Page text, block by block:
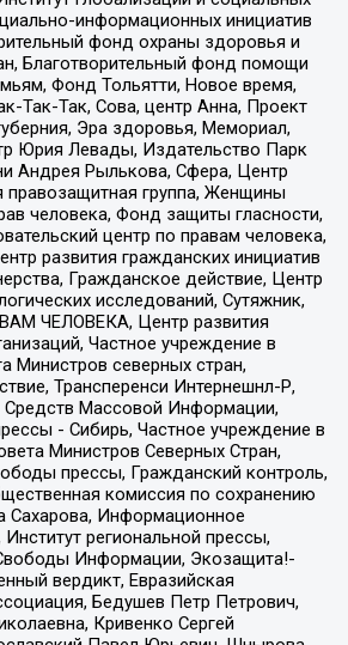
информационных инициатив
фонд охраны здоровья и
Благотворительный фонд помощи
Фонд Тольятти, Новое время,
Так-Так, Сова, центр Анна, Проект
Эра здоровья, Мемориал,
Юрия Левады, Издательство Парк
Андрея Рылькова, Сфера, Центр
правозащитная группа, Женщины
человека, Фонд защиты гласности,
центр по правам человека,
развития гражданских инициатив
Гражданское действие, Центр
исследований, Сутяжник,
ЧЕЛОВЕКА, Центр развития
Частное учреждение в
Министров северных стран,
Трансперенси Интернешнл-Р,
Массовой Информации,
- Сибирь, Частное учреждение в
Министров Северных Стран,
прессы, Гражданский контроль,
комиссия по сохранению
Сахарова, Информационное
региональной прессы,
Информации, Экозащита!-
вердикт, Евразийская
Бедушев Петр Петрович,
Кривенко Сергей